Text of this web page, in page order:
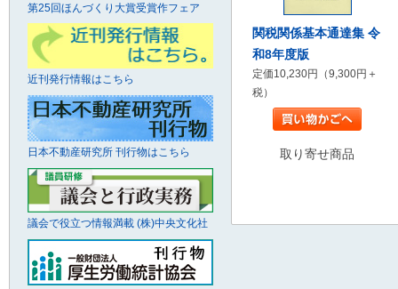
関税関係基本通達集 令
和8年度版
定価10,230円（9,300円＋
税）
取り寄せ商品
第25回ほんづくり大賞受賞作フェア
近刊発行情報はこちら
日本不動産研究所 刊行物はこちら
議会で役立つ情報満載 (株)中央文化社